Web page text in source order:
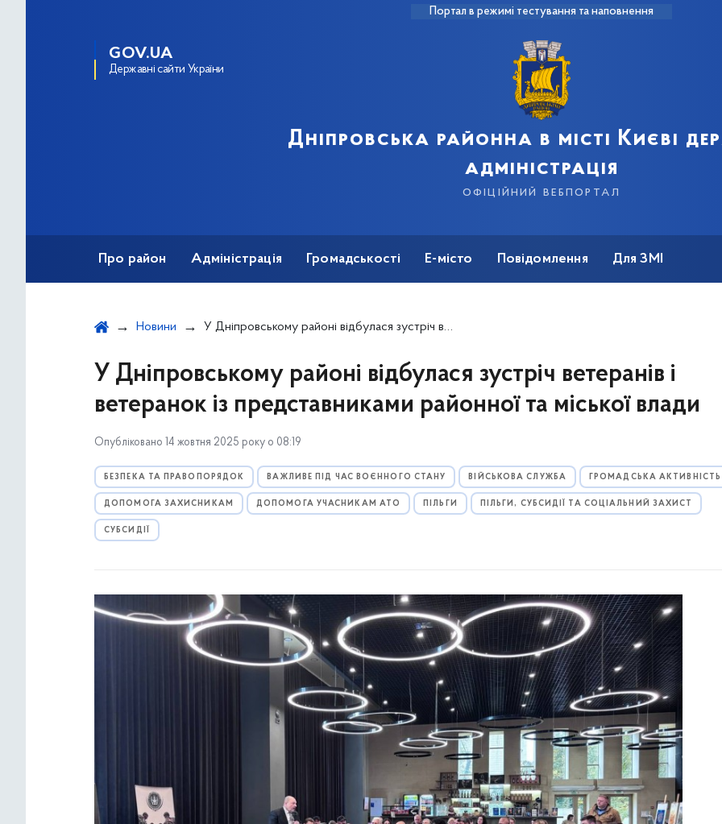
Портал в режимі тестування та наповнення
GOV.UA
Державні сайти України
Дніпровська районна в місті Києві
адміністрація
офіційний вебпортал
Про район Адміністрація Громадськості Е-місто Повідомлення Для ЗМІ
Новини У Дніпровському районі відбулася зустріч ветеранів і ветеранок із представниками районної та міської влади
У Дніпровському районі відбулася зустріч ветеранів і
ветеранок із представниками районної та міської влади
Опубліковано 14 жовтня 2025 року о 08:19
БЕЗПЕКА ТА ПРАВОПОРЯДОК ВАЖЛИВЕ ПІД ЧАС ВОЄННОГО СТАНУ ВІЙСЬКОВА СЛУЖБА ГРОМАДСЬКА АКТИВНІСТЬ
ДОПОМОГА ЗАХИСНИКАМ ДОПОМОГА УЧАСНИКАМ АТО ПІЛЬГИ ПІЛЬГИ, СУБСИДІЇ ТА СОЦІАЛЬНИЙ ЗАХИСТ
СУБСИДІЇ